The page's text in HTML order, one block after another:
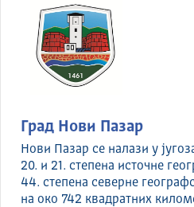
Град Нови Пазар
Нови Пазар се налази у
20. и 21. степена источне
44. степена северне
на око 742 квадратних